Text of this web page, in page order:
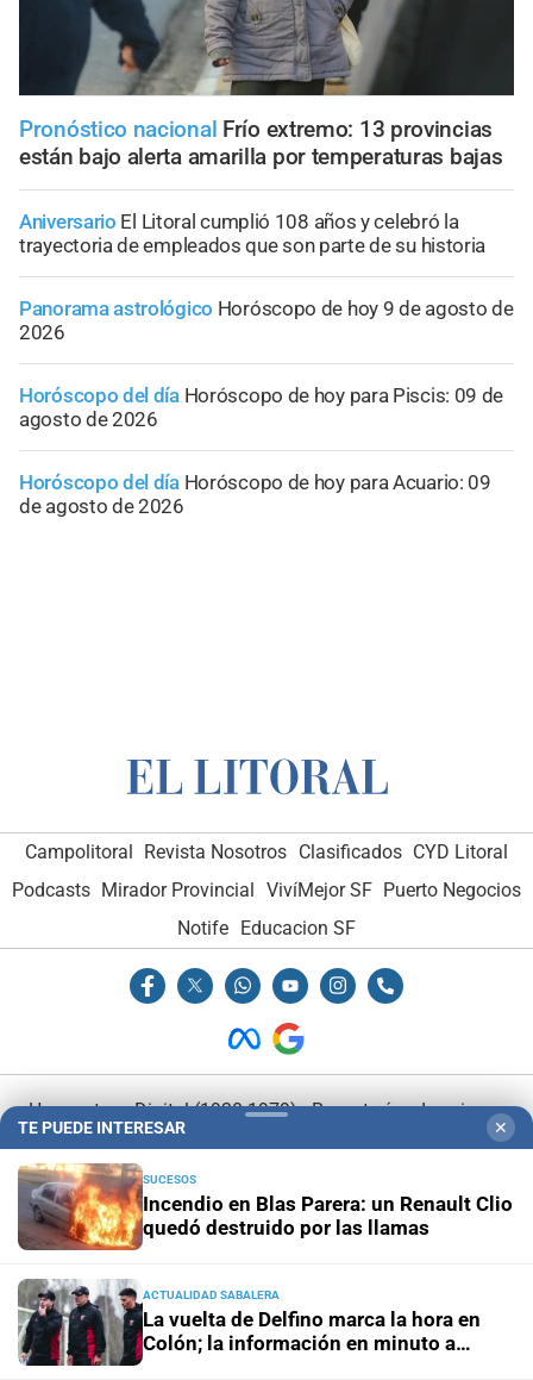
Pronóstico nacional Frío extremo: 13 provincias
están bajo alerta amarilla por temperaturas bajas
Aniversario El Litoral cumplió 108 años y celebró la
trayectoria de empleados que son parte de su historia
Panorama astrológico Horóscopo de hoy 9 de agosto de
2026
Horóscopo del día Horóscopo de hoy para Piscis: 09 de
agosto de 2026
Horóscopo del día Horóscopo de hoy para Acuario: 09
de agosto de 2026
Campolitoral Revista Nosotros Clasificados CYD Litoral
Podcasts Mirador Provincial VivíMejor SF Puerto Negocios
Notife Educacion SF
Hemeroteca Digital (1930-1979)-Receptorías de avisos-
Administración y Publicidad-Elementos institucionales-
Opcionales con El Litoral
El Litoral es miembro de:
TE PUEDE INTERESAR ✕
SUCESOS
Incendio en Blas Parera: un Renault Clio
quedó destruido por las llamas
ACTUALIDAD SABALERA
La vuelta de Delfino marca la hora en
Colón; la información en minuto a